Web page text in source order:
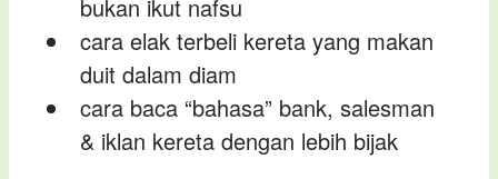
bukan ikut nafsu
cara elak terbeli kereta yang makan
duit dalam diam
cara baca “bahasa” bank, salesman
& iklan kereta dengan lebih bijak